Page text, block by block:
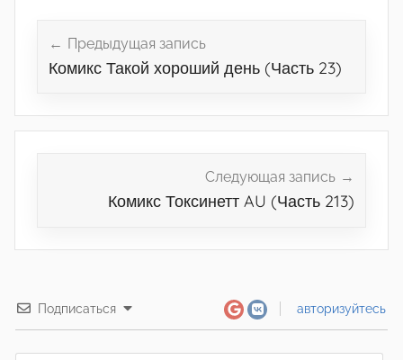
записям
Предыдущая запись
Комикс Такой хороший день (Часть 23)
Следующая запись
Комикс Токсинетт AU (Часть 213)
Подписаться авторизуйтесь